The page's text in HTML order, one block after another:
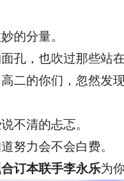
的分量。
孔，也吹过那些站
二的你们，忽然
不清的忐忑。
努力会不会白费。
订本联手李永乐为